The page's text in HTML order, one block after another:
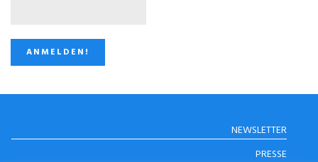
STUGGI.TV AUFNEWSLETTER
PRESSE